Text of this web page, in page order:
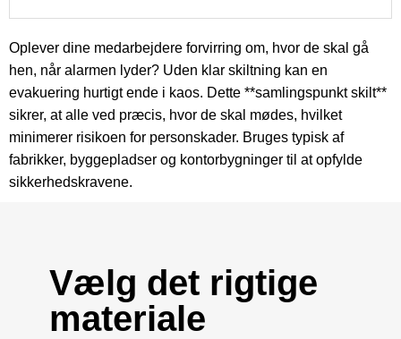
Oplever dine medarbejdere forvirring om, hvor de skal gå
hen, når alarmen lyder? Uden klar skiltning kan en
evakuering hurtigt ende i kaos. Dette **samlingspunkt skilt**
sikrer, at alle ved præcis, hvor de skal mødes, hvilket
minimerer risikoen for personskader. Bruges typisk af
fabrikker, byggepladser og kontorbygninger til at opfylde
sikkerhedskravene.
Vælg det rigtige
materiale